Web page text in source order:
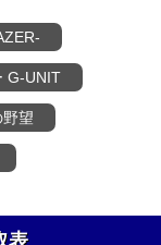
G-UNIT
望